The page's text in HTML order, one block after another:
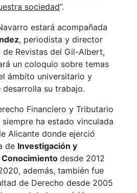
sociedad”.
estará acompañada
, periodista y director
Revistas del Gil-Albert,
un coloquio sobre temas
ámbito universitario y
su trabajo.
Financiero y Tributario
ha estado vinculada
Alicante donde ejerció
de Investigación y
desde 2012
además, también fue
de Derecho desde 2005